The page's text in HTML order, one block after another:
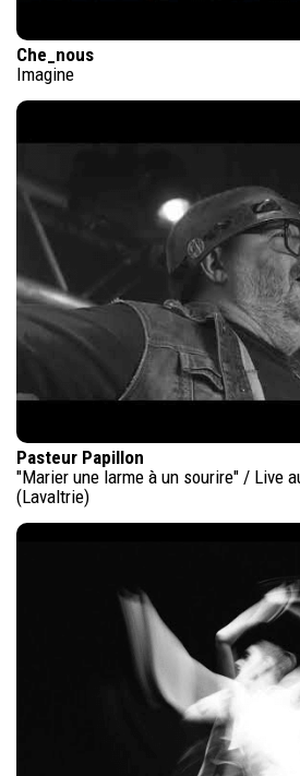
Che_nous
Imagine
Pasteur Papillon
"Marier une larme à un sourire" / Live
(Lavaltrie)